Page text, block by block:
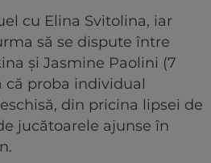
cu Elina Svitolina, iar
să se dispute între
și Jasmine Paolini (7
că proba individual
din pricina lipsei de
jucătoarele ajunse în